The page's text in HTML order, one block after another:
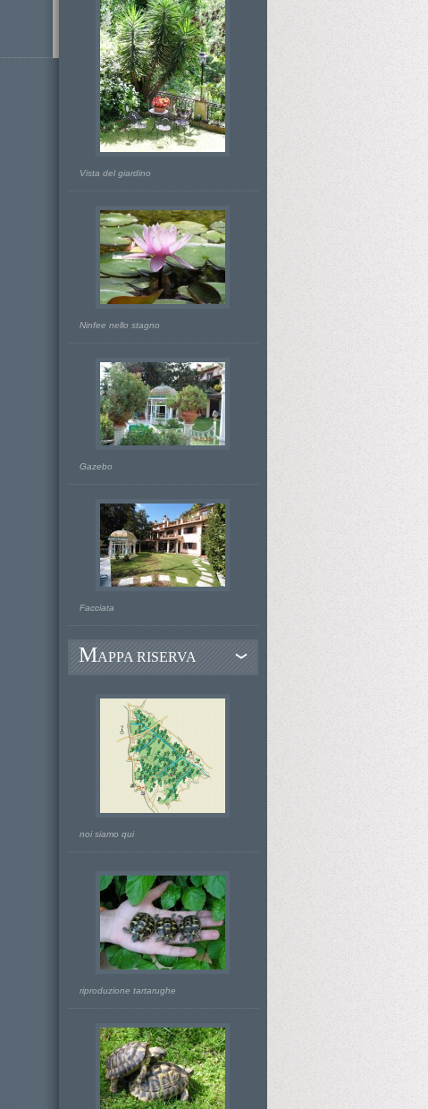
Vista del giardino
Ninfee nello stagno
Gazebo
Facciata
MAPPA RISERVA
noi siamo qui
riproduzione tartarughe